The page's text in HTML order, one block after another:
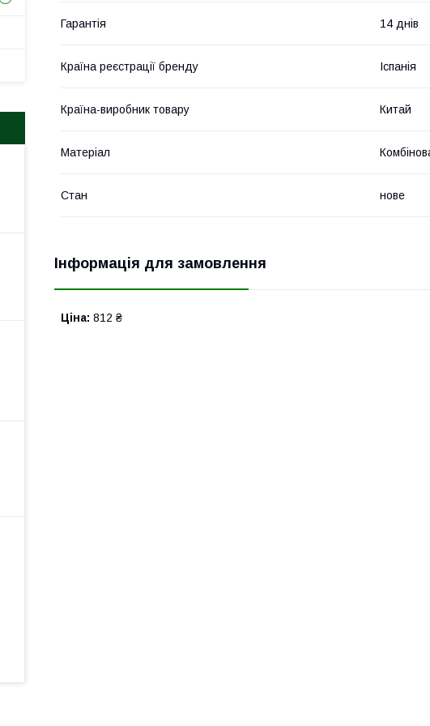
Гарантія 14 днів
Країна реєстрації бренду Іспанія
Країна-виробник товару Китай
Матеріал
Стан нове
Інформація для замовлення
Ціна: 812 ₴